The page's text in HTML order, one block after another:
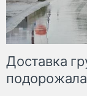
Доставка